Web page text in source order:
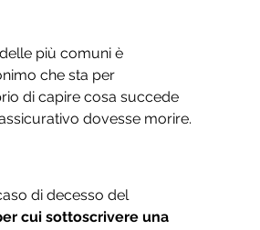
più comuni è
che sta per
di capire cosa succede
dovesse morire.
di decesso del
cui sottoscrivere una